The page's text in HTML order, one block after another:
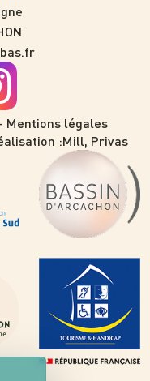
Mentions légales
:Mill, Privas